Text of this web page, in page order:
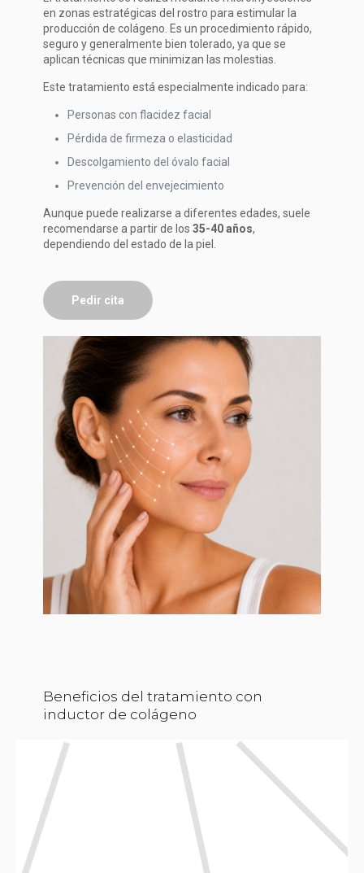
en zonas estratégicas del rostro para estimular la
producción de colágeno. Es un procedimiento rápido,
seguro y generalmente bien tolerado, ya que se
aplican técnicas que minimizan las molestias.
Este tratamiento está especialmente indicado para:
Personas con flacidez facial
Pérdida de firmeza o elasticidad
Descolgamiento del óvalo facial
Prevención del envejecimiento
Aunque puede realizarse a diferentes edades, suele
recomendarse a partir de los 35-40 años,
dependiendo del estado de la piel.
Pedir cita
Beneficios del tratamiento con
inductor de colágeno